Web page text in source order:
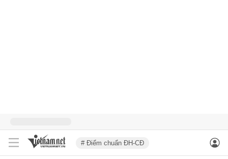
# Điểm chuẩn ĐH-CĐ